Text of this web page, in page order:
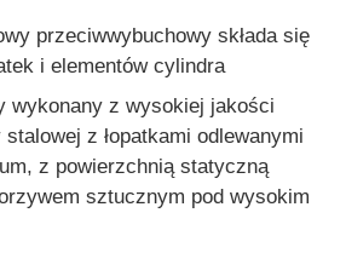
przeciwwybuchowy składa się
i elementów cylindra
wykonany z wysokiej jakości
z łopatkami odlewanymi
z powierzchnią statyczną
sztucznym pod wysokim